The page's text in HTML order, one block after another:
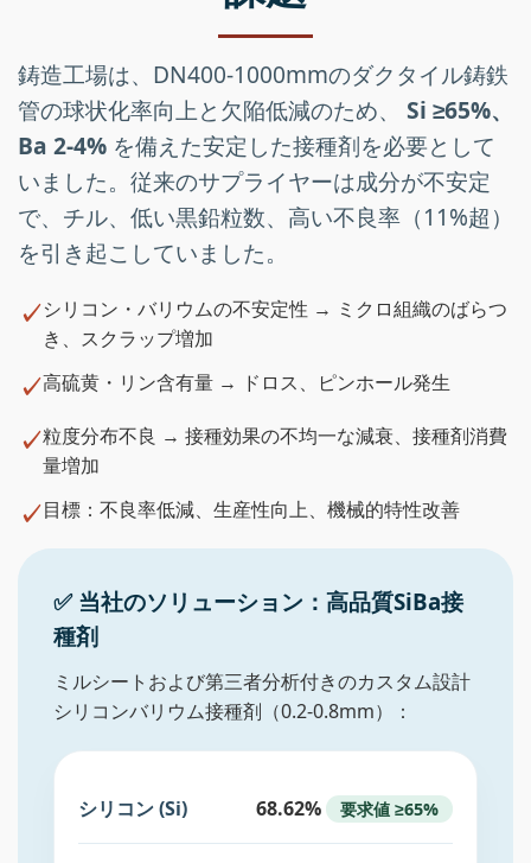
鋳造工場は、DN400-1000mmのダクタイル鋳鉄
管の球状化率向上と欠陥低減のため、 Si ≥65%、
Ba 2-4% を備えた安定した接種剤を必要として
いました。従来のサプライヤーは成分が不安定
で、チル、低い黒鉛粒数、高い不良率（11%超）
を引き起こしていました。
シリコン・バリウムの不安定性 → ミクロ組織のばらつ
き、スクラップ増加
高硫黄・リン含有量 → ドロス、ピンホール発生
粒度分布不良 → 接種効果の不均一な減衰、接種剤消費
量増加
目標：不良率低減、生産性向上、機械的特性改善
✅ 当社のソリューション：高品質SiBa接
種剤
ミルシートおよび第三者分析付きのカスタム設計
シリコンバリウム接種剤（0.2-0.8mm）：
シリコン (Si) 68.62% 要求値 ≥65%